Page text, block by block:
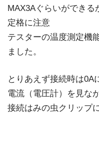
MAX3Aぐらいができ
定格に注意
テスターの温度測定機
ました。
とりあえず接続時は0A
電流（電圧計）を見な
接続はみの虫クリップ